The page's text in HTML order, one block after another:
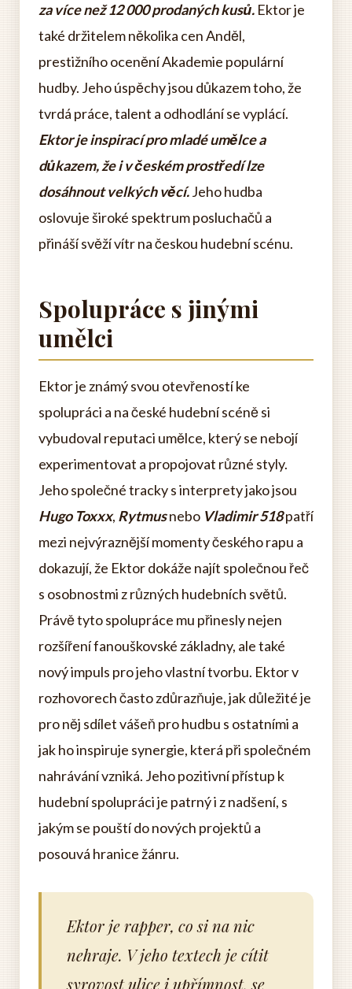
za více než 12 000 prodaných kusů. Ektor je
také držitelem několika cen Anděl,
prestižního ocenění Akademie populární
hudby. Jeho úspěchy jsou důkazem toho, že
tvrdá práce, talent a odhodlání se vyplácí.
Ektor je inspirací pro mladé umělce a
důkazem, že i v českém prostředí lze
dosáhnout velkých věcí.Jeho hudba
oslovuje široké spektrum posluchačů a
přináší svěží vítr na českou hudební scénu.
Spolupráce s jinými
umělci
Ektor je známý svou otevřeností ke
spolupráci a na české hudební scéně si
vybudoval reputaci umělce, který se nebojí
experimentovat a propojovat různé styly.
Jeho společné tracky s interprety jako jsou
Hugo Toxxx, Rytmusnebo Vladimir 518patří
mezi nejvýraznější momenty českého rapu a
dokazují, že Ektor dokáže najít společnou řeč
s osobnostmi z různých hudebních světů.
Právě tyto spolupráce mu přinesly nejen
rozšíření fanouškovské základny, ale také
nový impuls pro jeho vlastní tvorbu. Ektor v
rozhovorech často zdůrazňuje, jak důležité je
pro něj sdílet vášeň pro hudbu s ostatními a
jak ho inspiruje synergie, která při společném
nahrávání vzniká. Jeho pozitivní přístup k
hudební spolupráci je patrný i z nadšení, s
jakým se pouští do nových projektů a
posouvá hranice žánru.
Ektor je rapper, co si na nic
nehraje. V jeho textech je cítit
syrovost ulice i upřímnost, se